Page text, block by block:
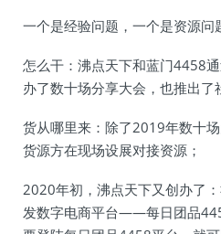
一个是经验问题，一个是资源问
怎么干：沸点天下和蓝门4458
办了数十场分享大会，也推出了
货从哪里来：除了2019年数十
货源方在现场设展对接资源；
2020年初，沸点天下又创办了
发数字电商平台——每日团品